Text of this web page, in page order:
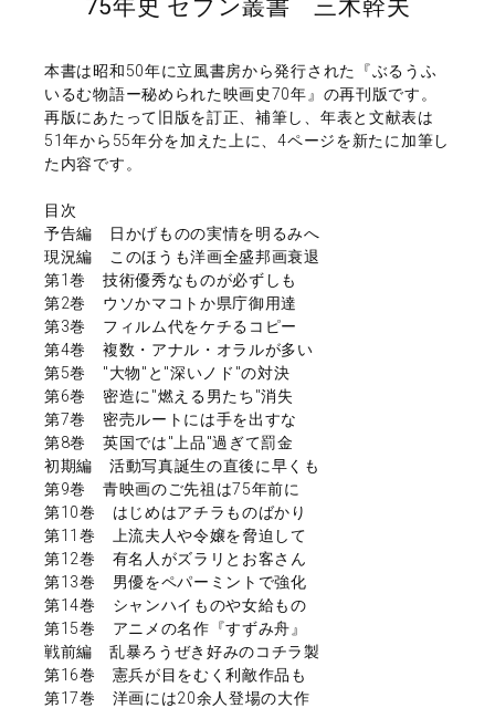
75年史 セブン叢書 三木幹夫
本書は昭和50年に立風書房から発行された『ぶるうふ
いるむ物語ー秘められた映画史70年』の再刊版です。
再版にあたって旧版を訂正、補筆し、年表と文献表は
51年から55年分を加えた上に、4ページを新たに加筆し
た内容です。
目次
予告編 日かげものの実情を明るみへ
現況編 このほうも洋画全盛邦画衰退
第1巻 技術優秀なものが必ずしも
第2巻 ウソかマコトか県庁御用達
第3巻 フィルム代をケチるコピー
第4巻 複数・アナル・オラルが多い
第5巻 "大物"と"深いノド"の対決
第6巻 密造に"燃える男たち"消失
第7巻 密売ルートには手を出すな
第8巻 英国では"上品"過ぎて罰金
初期編 活動写真誕生の直後に早くも
第9巻 青映画のご先祖は75年前に
第10巻 はじめはアチラものばかり
第11巻 上流夫人や令嬢を脅迫して
第12巻 有名人がズラリとお客さん
第13巻 男優をペパーミントで強化
第14巻 シャンハイものや女給もの
第15巻 アニメの名作『すずみ舟』
戦前編 乱暴ろうぜき好みのコチラ製
第16巻 憲兵が目をむく利敵作品も
第17巻 洋画には20余人登場の大作